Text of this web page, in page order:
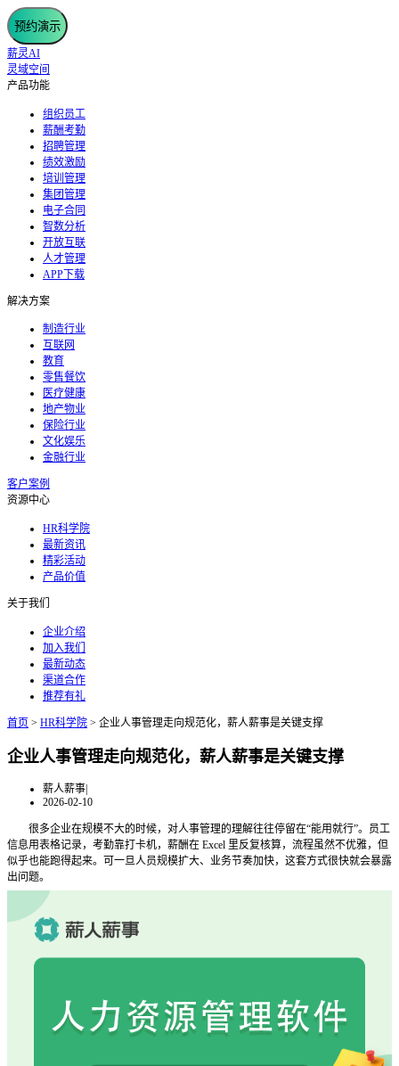
预约演示
薪灵AI
灵域空间
产品功能
组织员工
薪酬考勤
招聘管理
绩效激励
培训管理
集团管理
电子合同
智数分析
开放互联
人才管理
APP下载
解决方案
制造行业
互联网
教育
零售餐饮
医疗健康
地产物业
保险行业
文化娱乐
金融行业
客户案例
资源中心
HR科学院
最新资讯
精彩活动
产品价值
关于我们
企业介绍
加入我们
最新动态
渠道合作
推荐有礼
首页 > HR科学院 > 企业人事管理走向规范化，薪人薪事是关键支撑
企业人事管理走向规范化，薪人薪事是关键支撑
薪人薪事|
2026-02-10
很多企业在规模不大的时候，对人事管理的理解往往停留在“能用就行”。员工
信息用表格记录，考勤靠打卡机，薪酬在 Excel 里反复核算，流程虽然不优雅，但
似乎也能跑得起来。可一旦人员规模扩大、业务节奏加快，这套方式很快就会暴露
出问题。